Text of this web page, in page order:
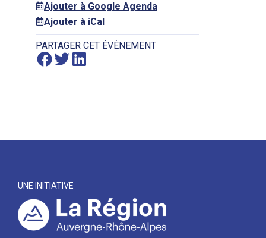
Ajouter à Google Agenda
Ajouter à iCal
PARTAGER CET ÉVÈNEMENT
UNE INITIATIVE